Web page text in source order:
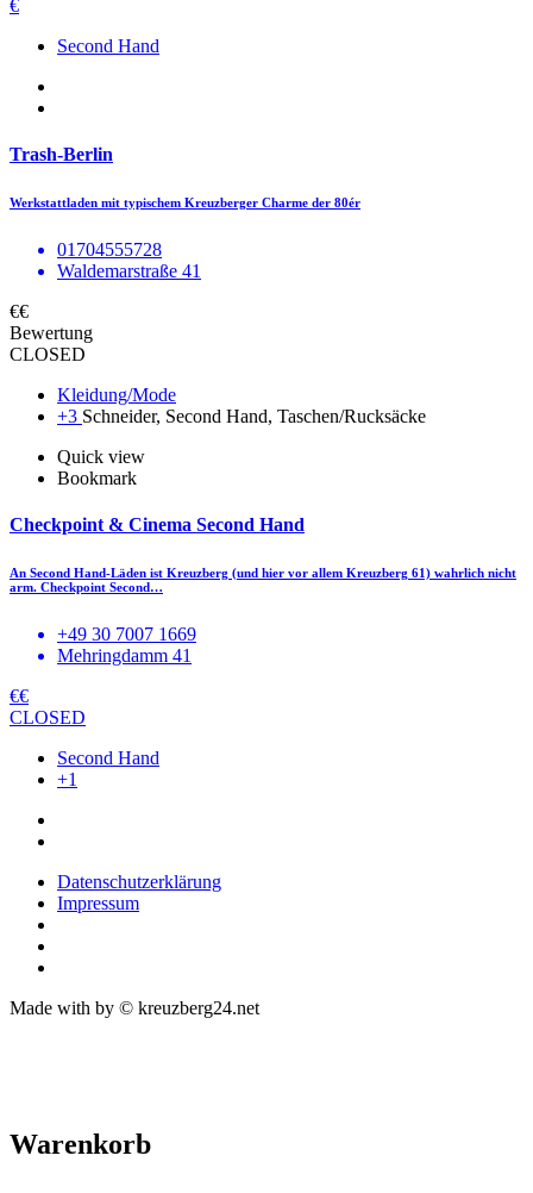
€
Second Hand
Trash-Berlin
Werkstattladen mit typischem Kreuzberger Charme der 80ér
01704555728
Waldemarstraße 41
€€
Bewertung
CLOSED
Kleidung/Mode
+3 Schneider, Second Hand, Taschen/Rucksäcke
Quick view
Bookmark
Checkpoint & Cinema Second Hand
An Second Hand-Läden ist Kreuzberg (und hier vor allem Kreuzberg 61) wahrlich nicht
arm. Checkpoint Second…
+49 30 7007 1669
Mehringdamm 41
€€
CLOSED
Second Hand
+1
Datenschutzerklärung
Impressum
Made with by © kreuzberg24.net
Warenkorb